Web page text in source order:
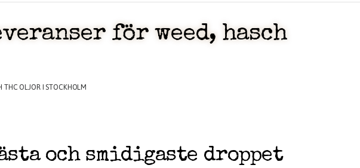
för weed, hasch
THC OLJOR I STOCKHOLM
och smidigaste droppet